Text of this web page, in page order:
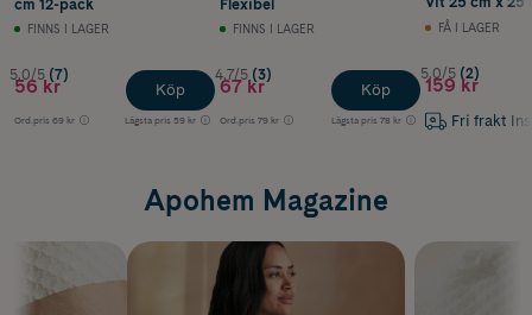
cm 12-pack
FINNS I LAGER
5.0/5 (7)
56 kr
Ord.pris 69 kr Lägsta pris 59 kr
Köp
Flexibel
FINNS I LAGER
4.7/5 (3)
67 kr
Ord.pris 79 kr Lägsta pris 78 kr
Köp
FÅ I LAGER
5.0/5 (2)
159 kr
Fri frakt
Apohem Magazine